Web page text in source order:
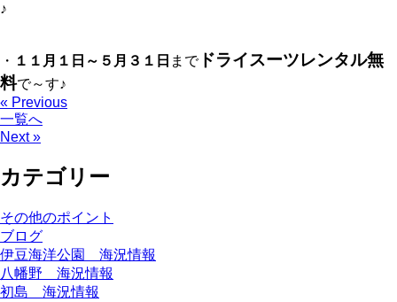
♪
・ １１月１日～５月３１日 までドライスーツレンタル無
料で～す♪
« Previous
一覧へ
Next »
カテゴリー
その他のポイント
ブログ
伊豆海洋公園 海況情報
八幡野 海況情報
初島 海況情報